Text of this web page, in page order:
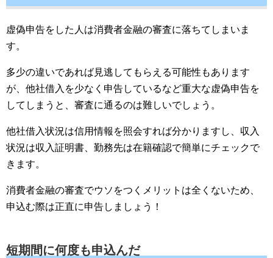
虚偽申告をした人は消費者金融の審査に落ちてしまいま
す。
多少の違いであれば見逃してもらえる可能性もあります
が、他社借入を少なく申告しているなど重大な虚偽申告を
してしまうと、審査に通るのは難しいでしょう。
他社借入状況は信用情報を照会すれば分かりますし、収入
状況は収入証明書、勤務先は在籍確認で簡単にチェックで
きます。
消費者金融の審査でウソをつくメリットは全くないため、
申込む際は正直に申告しましょう！
短期間に何度も申込んだ